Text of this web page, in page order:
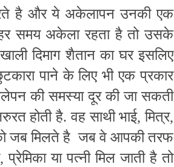
है और ये अकेलापन उनकी एक
समय अकेला रहता है तो उसके
दिमाग शैतान का घर इसलिए
पाने के लिए भी एक प्रकार
की समस्या दूर की जा सकती
होती है. वह साथी भाई, मित्र,
जब मिलते है जब वे आपकी तरफ
या पत्नी मिल जाती है तो